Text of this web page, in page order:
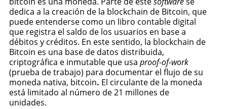
dedica a la creación de la blockchain de Bitcoin, que
puede entenderse como un libro contable digital
que registra el saldo de los usuarios en base a
débitos y créditos. En este sentido, la blockchain de
Bitcoin es una base de datos distribuida,
criptográfica e inmutable que usaproof-of-work
(prueba de trabajo) para documentar el flujo de su
moneda nativa, bitcoin. El circulante de la moneda
está limitado al número de 21 millones de
unidades.